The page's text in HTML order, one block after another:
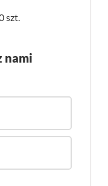
szt.
nami